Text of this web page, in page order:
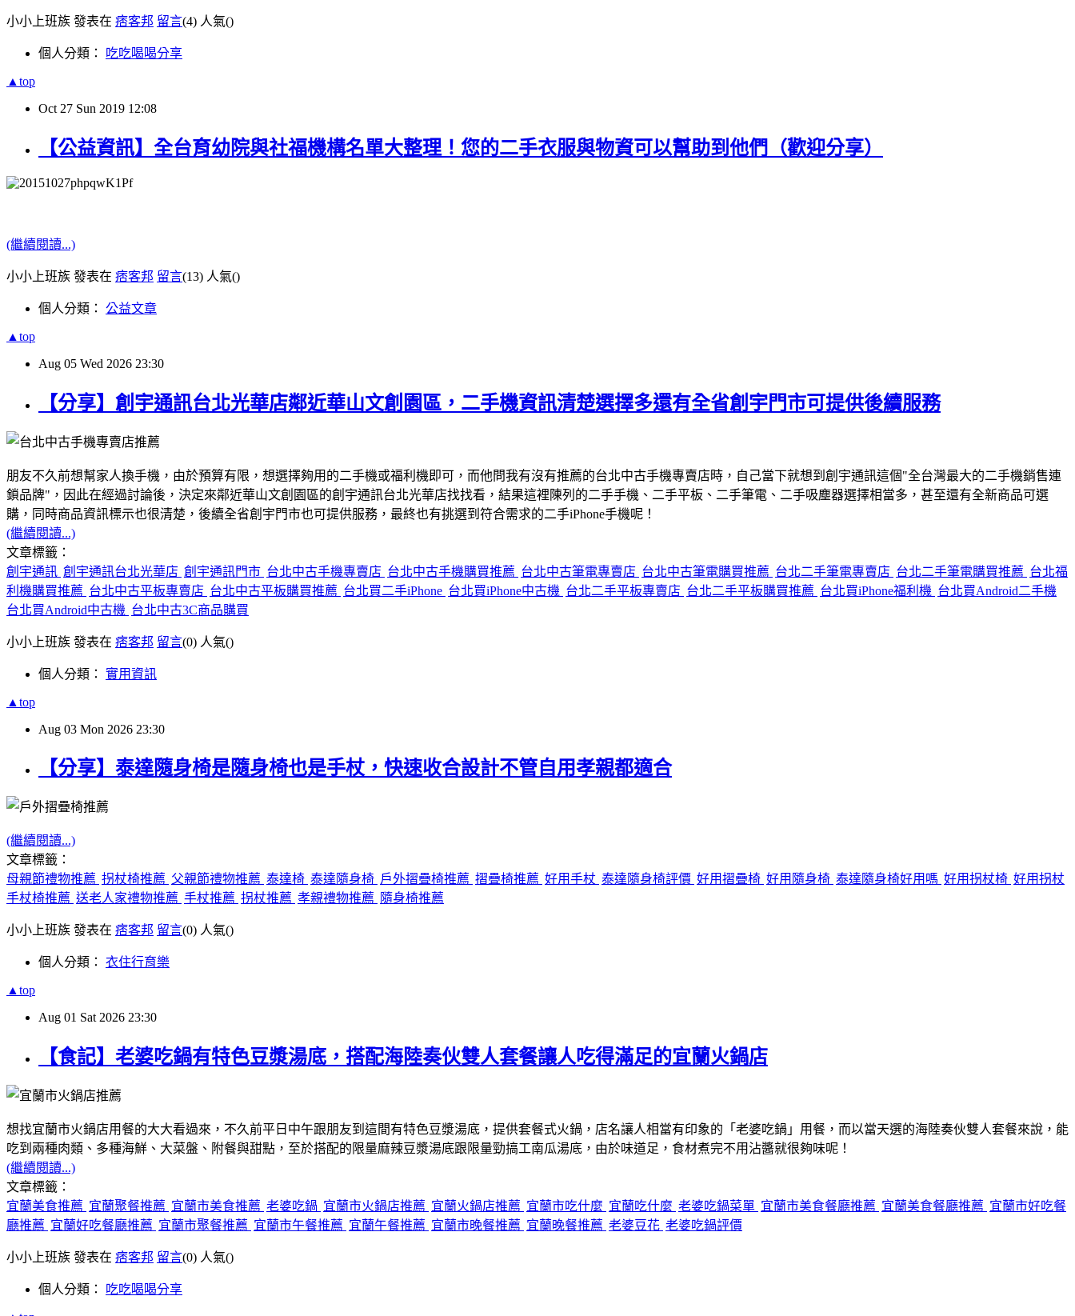
小小上班族 發表在 痞客邦 留言(4) 人氣()
個人分類： 吃吃喝喝分享
▲top
Oct 27 Sun 2019 12:08
【公益資訊】全台育幼院與社福機構名單大整理！您的二手衣服與物資可以幫助到他們（歡迎分享）
(繼續閱讀...)
小小上班族 發表在 痞客邦 留言(13) 人氣()
個人分類： 公益文章
▲top
Aug 05 Wed 2026 23:30
【分享】創宇通訊台北光華店鄰近華山文創園區，二手機資訊清楚選擇多還有全省創宇門市可提供後續服務
朋友不久前想幫家人換手機，由於預算有限，想選擇夠用的二手機或福利機即可，而他問我有沒有推薦的台北中古手機專賣店時，自己當下就想到創宇通訊這個"全台灣最大的二手機銷售連
鎖品牌"，因此在經過討論後，決定來鄰近華山文創園區的創宇通訊台北光華店找找看，結果這裡陳列的二手手機、二手平板、二手筆電、二手吸塵器選擇相當多，甚至還有全新商品可選
購，同時商品資訊標示也很清楚，後續全省創宇門市也可提供服務，最終也有挑選到符合需求的二手iPhone手機呢！
(繼續閱讀...)
文章標籤：
創宇通訊 創宇通訊台北光華店 創宇通訊門市 台北中古手機專賣店 台北中古手機購買推薦 台北中古筆電專賣店 台北中古筆電購買推薦 台北二手筆電專賣店 台北二手筆電購買推薦 台北福
利機購買推薦 台北中古平板專賣店 台北中古平板購買推薦 台北買二手iPhone 台北買iPhone中古機 台北二手平板專賣店 台北二手平板購買推薦 台北買iPhone福利機 台北買Android二手機
台北買Android中古機 台北中古3C商品購買
小小上班族 發表在 痞客邦 留言(0) 人氣()
個人分類： 實用資訊
▲top
Aug 03 Mon 2026 23:30
【分享】泰達隨身椅是隨身椅也是手杖，快速收合設計不管自用孝親都適合
(繼續閱讀...)
文章標籤：
母親節禮物推薦 拐杖椅推薦 父親節禮物推薦 泰達椅 泰達隨身椅 戶外摺疊椅推薦 摺疊椅推薦 好用手杖 泰達隨身椅評價 好用摺疊椅 好用隨身椅 泰達隨身椅好用嗎 好用拐杖椅 好用拐杖
手杖椅推薦 送老人家禮物推薦 手杖推薦 拐杖推薦 孝親禮物推薦 隨身椅推薦
小小上班族 發表在 痞客邦 留言(0) 人氣()
個人分類： 衣住行育樂
▲top
Aug 01 Sat 2026 23:30
【食記】老婆吃鍋有特色豆漿湯底，搭配海陸奏伙雙人套餐讓人吃得滿足的宜蘭火鍋店
想找宜蘭市火鍋店用餐的大大看過來，不久前平日中午跟朋友到這間有特色豆漿湯底，提供套餐式火鍋，店名讓人相當有印象的「老婆吃鍋」用餐，而以當天選的海陸奏伙雙人套餐來說，能
吃到兩種肉類、多種海鮮、大菜盤、附餐與甜點，至於搭配的限量麻辣豆漿湯底跟限量勁搞工南瓜湯底，由於味道足，食材煮完不用沾醬就很夠味呢！
(繼續閱讀...)
文章標籤：
宜蘭美食推薦 宜蘭聚餐推薦 宜蘭市美食推薦 老婆吃鍋 宜蘭市火鍋店推薦 宜蘭火鍋店推薦 宜蘭市吃什麼 宜蘭吃什麼 老婆吃鍋菜單 宜蘭市美食餐廳推薦 宜蘭美食餐廳推薦 宜蘭市好吃餐
廳推薦 宜蘭好吃餐廳推薦 宜蘭市聚餐推薦 宜蘭市午餐推薦 宜蘭午餐推薦 宜蘭市晚餐推薦 宜蘭晚餐推薦 老婆豆花 老婆吃鍋評價
小小上班族 發表在 痞客邦 留言(0) 人氣()
個人分類： 吃吃喝喝分享